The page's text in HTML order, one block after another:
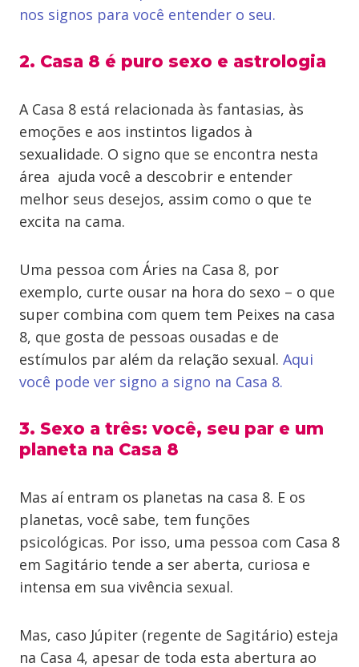
nos signos para você entender o seu.
2. Casa 8 é puro sexo e astrologia
A Casa 8 está relacionada às fantasias, às
emoções e aos instintos ligados à
sexualidade. O signo que se encontra nesta
área ajuda você a descobrir e entender
melhor seus desejos, assim como o que te
excita na cama.
Uma pessoa com Áries na Casa 8, por
exemplo, curte ousar na hora do sexo – o que
super combina com quem tem Peixes na casa
8, que gosta de pessoas ousadas e de
estímulos par além da relação sexual. Aqui
você pode ver signo a signo na Casa 8.
3. Sexo a três: você, seu par e um
planeta na Casa 8
Mas aí entram os planetas na casa 8. E os
planetas, você sabe, tem funções
psicológicas. Por isso, uma pessoa com Casa 8
em Sagitário tende a ser aberta, curiosa e
intensa em sua vivência sexual.
Mas, caso Júpiter (regente de Sagitário) esteja
na Casa 4, apesar de toda esta abertura ao